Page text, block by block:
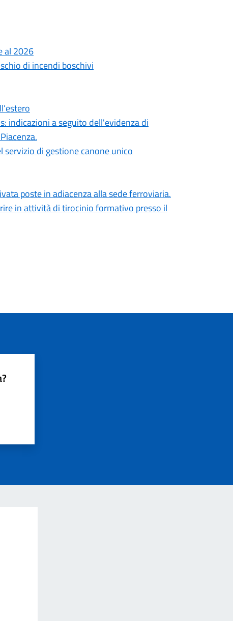
al 2026
di incendi boschivi
indicazioni a seguito dell'evidenza di
di gestione canone unico
poste in adiacenza alla sede ferroviaria.
in attività di tirocinio formativo presso il